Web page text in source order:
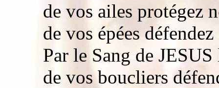
de vos ailes protégez
de vos épées
Par le Sang de
de vos boucliers